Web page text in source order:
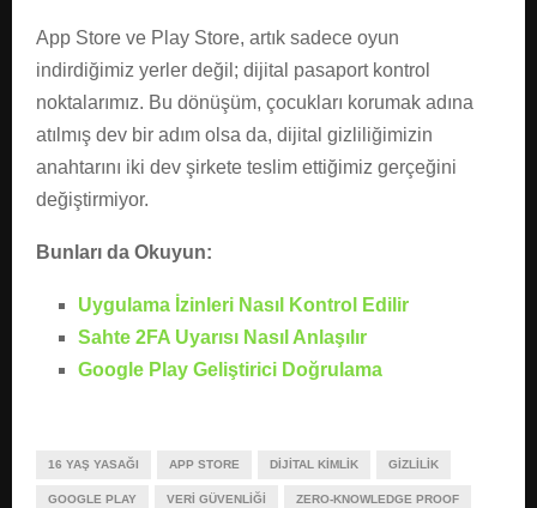
App Store ve Play Store, artık sadece oyun
indirdiğimiz yerler değil; dijital pasaport kontrol
noktalarımız. Bu dönüşüm, çocukları korumak adına
atılmış dev bir adım olsa da, dijital gizliliğimizin
anahtarını iki dev şirkete teslim ettiğimiz gerçeğini
değiştirmiyor.
Bunları da Okuyun:
Uygulama İzinleri Nasıl Kontrol Edilir
Sahte 2FA Uyarısı Nasıl Anlaşılır
Google Play Geliştirici Doğrulama
16 YAŞ YASAĞI APP STORE DIJITAL KIMLIK GIZLILIK
GOOGLE PLAY VERI GÜVENLIĞI ZERO-KNOWLEDGE PROOF